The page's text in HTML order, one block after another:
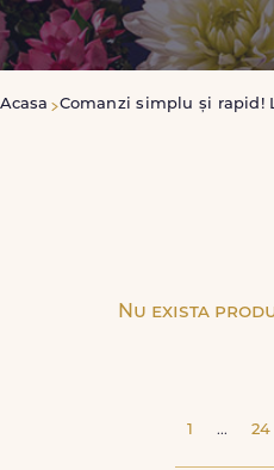
Acasa Comanzi simplu și rapid!
Nu exista
1 ... 24